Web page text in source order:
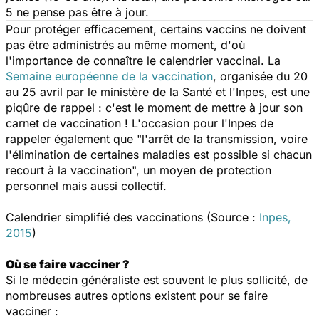
5 ne pense pas être à jour.
Pour protéger efficacement, certains vaccins ne doivent
pas être administrés au même moment, d'où
l'importance de connaître le calendrier vaccinal. La
Semaine européenne de la vaccination, organisée du 20
au 25 avril par le ministère de la Santé et l'Inpes, est une
piqûre de rappel : c'est le moment de mettre à jour son
carnet de vaccination ! L'occasion pour l'Inpes de
rappeler également que "l'arrêt de la transmission, voire
l'élimination de certaines maladies est possible si chacun
recourt à la vaccination", un moyen de protection
personnel mais aussi collectif.
Calendrier simplifié des vaccinations (Source : Inpes,
2015)
Où se faire vacciner ?
Si le médecin généraliste est souvent le plus sollicité, de
nombreuses autres options existent pour se faire
vacciner :